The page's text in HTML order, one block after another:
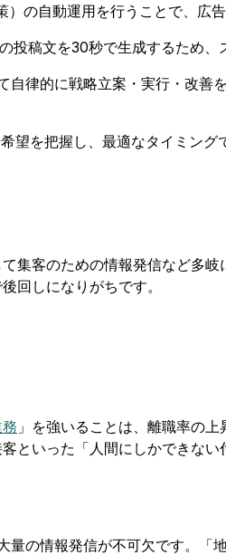
の自動運用を行うことで、広
の投稿文を30秒で生成するため、
自律的に戦略立案・実行・改
を把握し、最適なタイミン
集客のための情報発信など多岐
回しになりがちです。
」を強いることは、離職率の上
いった「人間にしかできない
の情報発信が不可欠です。「